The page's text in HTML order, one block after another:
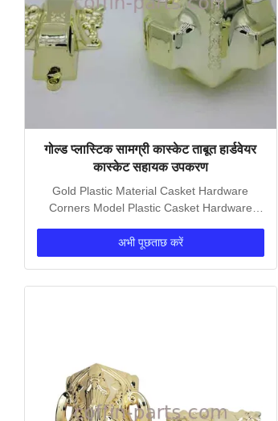
गोल्ड प्लास्टिक सामग्री कास्केट ताबूत हार्डवेयर
कास्केट सहायक उपकरण
Gold Plastic Material Casket Hardware
Corners Model Plastic Casket Hardware
अभी पूछताछ करें